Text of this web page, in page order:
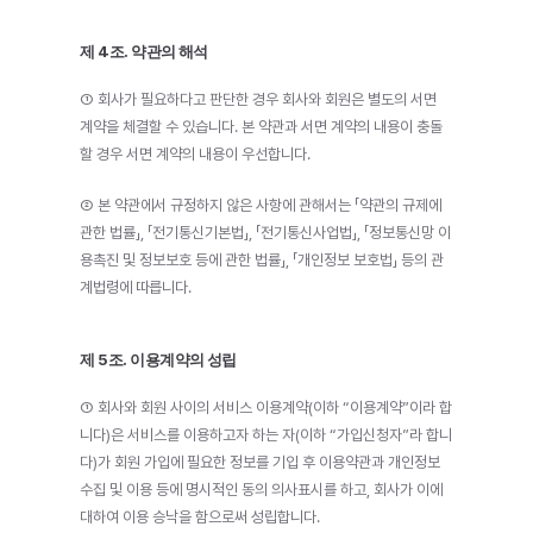
제 4조. 약관의 해석
① 회사가 필요하다고 판단한 경우 회사와 회원은 별도의 서면
계약을 체결할 수 있습니다. 본 약관과 서면 계약의 내용이 충돌
할 경우 서면 계약의 내용이 우선합니다.
② 본 약관에서 규정하지 않은 사항에 관해서는 「약관의 규제에
관한 법률」, 「전기통신기본법」, 「전기통신사업법」, 「정보통신망 이
용촉진 및 정보보호 등에 관한 법률」, 「개인정보 보호법」 등의 관
계법령에 따릅니다.
제 5조. 이용계약의 성립
① 회사와 회원 사이의 서비스 이용계약(이하 “이용계약”이라 합
니다)은 서비스를 이용하고자 하는 자(이하 “가입신청자”라 합니
다)가 회원 가입에 필요한 정보를 기입 후 이용약관과 개인정보
수집 및 이용 등에 명시적인 동의 의사표시를 하고, 회사가 이에
대하여 이용 승낙을 함으로써 성립합니다.